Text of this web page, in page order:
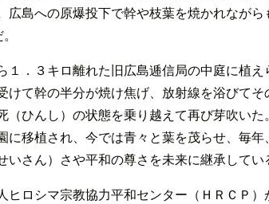
広島への原爆投下で幹や枝葉を焼かれながら
１．３キロ離れた旧広島逓信局の中庭に植
けて幹の半分が焼け焦げ、放射線を浴びてそ
（ひんし）の状態を乗り越えて再び芽吹い
に移植され、今では青々と葉を茂らせ、毎年
さん）さや平和の尊さを未来に継承してい
ヒロシマ宗教協力平和センター（ＨＲＣＰ